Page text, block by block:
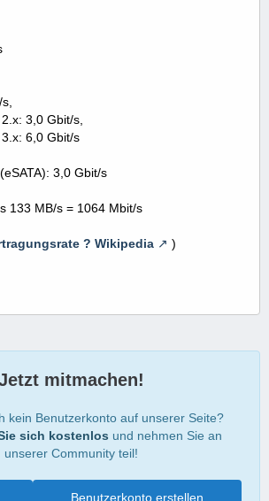
3,0 Gbit/s,
6,0 Gbit/s
3,0 Gbit/s
133 MB/s = 1064 Mbit/s
? Wikipedia )
mitmachen!
kein Benutzerkonto auf unserer Seite?
sich kostenlos und nehmen Sie an
unserer Community teil!
Benutzerkonto erstellen